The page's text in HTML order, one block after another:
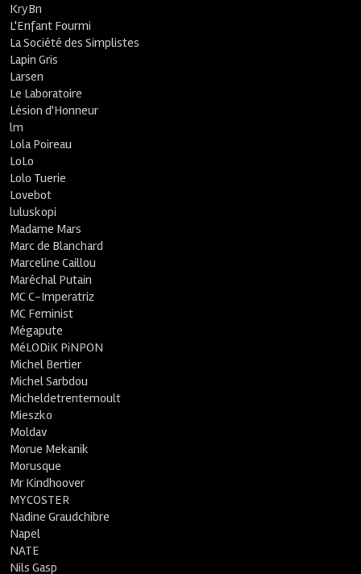
KryBn
L'Enfant Fourmi
La Société des Simplistes
Lapin Gris
Larsen
Le Laboratoire
Lésion d'Honneur
lm
Lola Poireau
LoLo
Lolo Tuerie
Lovebot
luluskopi
Madame Mars
Marc de Blanchard
Marceline Caillou
Maréchal Putain
MC C-Imperatriz
MC Feminist
Mégapute
MéLODiK PiNPON
Michel Bertier
Michel Sarbdou
Micheldetrentemoult
Mieszko
Moldav
Morue Mekanik
Morusque
Mr Kindhoover
MYCOSTER
Nadine Graudchibre
Napel
NATE
Nils Gasp